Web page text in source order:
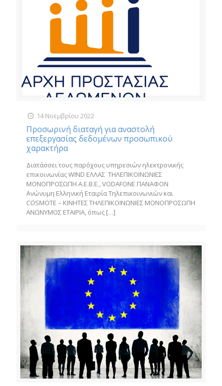
14 Νοεμβρίου 2022
Προσωρινή διαταγή για αναστολή
επεξεργασίας δεδομένων προσωπικού
χαρακτήρα
Διατάσσει τους παρόχους υπηρεσιών ηλεκτρονικής
επικοινωνίας WIND ΕΛΛΑΣ ΤΗΛΕΠΙΚΟΙΝΩΝΙΕΣ
ΜΟΝΟΠΡΟΣΩΠΗ Α.Ε.Β.Ε., VODAFONE ΠΑΝΑΦΟΝ
Ανώνυμη Ελληνική Εταιρία Τηλεπικοινωνιών και
COSMOTE – ΚΙΝΗΤΕΣ ΤΗΛΕΠΙΚΟΙΝΩΝΙΕΣ ΜΟΝΟΠΡΟΣΩΠΗ
ΑΝΩΝΥΜΟΣ ΕΤΑΙΡΙΑ, όπως […]